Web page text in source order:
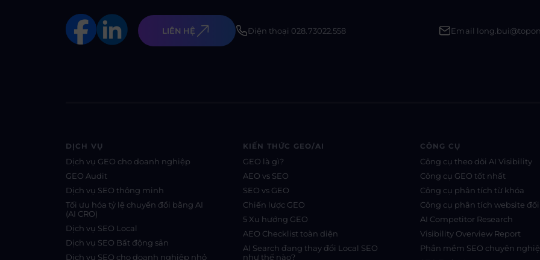
LIÊN HỆ Điện thoại 028.73022.558 Email
DỊCH VỤ
Dịch vụ GEO cho doanh nghiệp
GEO Audit
Dịch vụ SEO thông minh
Tối ưu hóa tỷ lệ chuyển đổi bằng AI
(AI CRO)
Dịch vụ SEO Local
Dịch vụ SEO Bất động sản
Dịch vụ SEO cho doanh nghiệp nhỏ
KIẾN THỨC GEO/AI
GEO là gì?
AEO vs SEO
SEO vs GEO
Chiến lược GEO
5 Xu hướng GEO
AEO Checklist toàn diện
AI Search đang thay đổi Local SEO
như thế nào?
CÔNG CỤ
Công cụ theo dõi AI Visibility
Công cụ GEO tốt nhất
Công cụ phân tích từ khóa
Công cụ phân tích website
AI Competitor Research
Visibility Overview Report
Phần mềm SEO chuyên